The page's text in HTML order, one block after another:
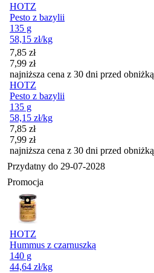
HOTZ
Pesto z bazylii
135 g
58,15 zł/kg
Cena promocyjna
7,85 zł
7,99 zł
najniższa cena z 30 dni przed obniżką
HOTZ
Pesto z bazylii
135 g
58,15 zł/kg
Cena promocyjna
7,85 zł
7,99 zł
najniższa cena z 30 dni przed obniżką
Przydatny do 29-07-2028
Promocja
HOTZ
Hummus z czarnuszką
140 g
44,64 zł/kg